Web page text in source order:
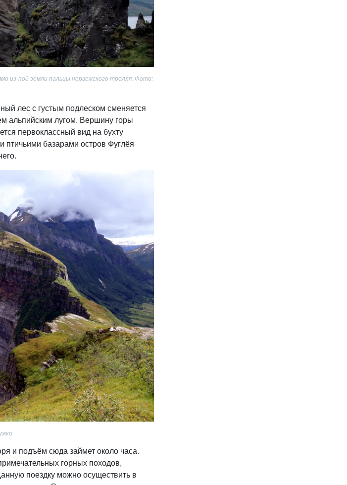
из-под земли пальцы норвежского тролля. Фото:
лес с густым подлеском сменяется
альпийским лугом. Вершину горы
первоклассный вид на бухту
птичьими базарами остров Фуглёя
и подъём сюда займет около часа.
горных походов,
поездку можно осуществить в